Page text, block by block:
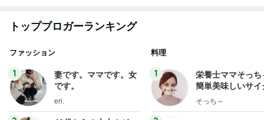
トップブロガーランキング
ファッション
1
妻です。ママです。女
です。
eri.
料理
1
栄養士ママそっち
簡単美味しいサイ
献立
そっち～